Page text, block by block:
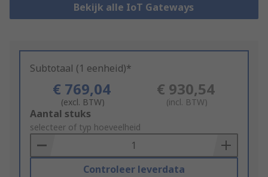
Bekijk alle IoT Gateways
Subtotaal (1 eenheid)*
€ 769,04
(excl. BTW)
€ 930,54
(incl. BTW)
Add
to
Basket
Aantal stuks
selecteer of typ hoeveelheid
Controleer leverdata